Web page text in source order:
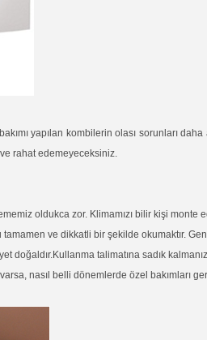
bakımı yapılan kombilerin olası sorunları
ve rahat edemeyeceksiniz.
oldukca zor. Klimamızı bilir kişi
ve dikkatli bir şekilde okumaktır.
talimatına sadık
varsa, nasıl belli dönemlerde özel bakımları